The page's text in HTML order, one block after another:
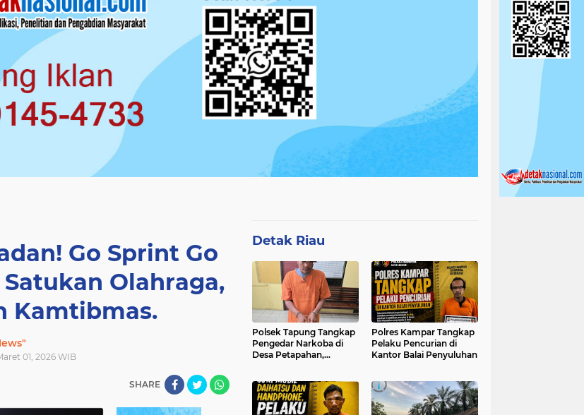
Go Sprint Go
Olahraga,
Kamtibmas.
01, 2026 WIB
SHARE
Detak Riau
Polsek Tapung Tangkap
Pengedar Narkoba di
Desa Petapahan,
Polres Kampar Tangkap
Pelaku Pencurian di
Kantor Balai Penyuluhan